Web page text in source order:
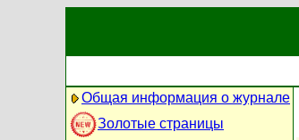
Общая информация о журнале
Золотые страницы